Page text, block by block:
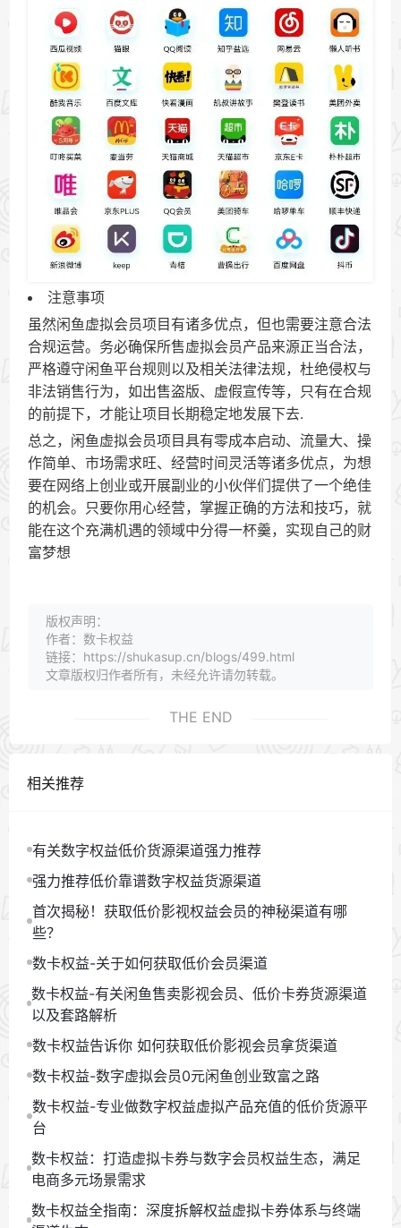
注意事项
虽然闲鱼虚拟会员项目有诸多优点，但也需要注意合法
合规运营。务必确保所售虚拟会员产品来源正当合法，
严格遵守闲鱼平台规则以及相关法律法规，杜绝侵权与
非法销售行为，如出售盗版、虚假宣传等，只有在合规
的前提下，才能让项目长期稳定地发展下去.
总之，闲鱼虚拟会员项目具有零成本启动、流量大、操
作简单、市场需求旺、经营时间灵活等诸多优点，为想
要在网络上创业或开展副业的小伙伴们提供了一个绝佳
的机会。只要你用心经营，掌握正确的方法和技巧，就
能在这个充满机遇的领域中分得一杯羹，实现自己的财
富梦想
版权声明：
作者：数卡权益
链接：https://shukasup.cn/blogs/499.html
文章版权归作者所有，未经允许请勿转载。
THE END
相关推荐
有关数字权益低价货源渠道强力推荐
强力推荐低价靠谱数字权益货源渠道
首次揭秘！获取低价影视权益会员的神秘渠道有哪
些？
数卡权益-关于如何获取低价会员渠道
数卡权益-有关闲鱼售卖影视会员、低价卡券货源渠道
以及套路解析
数卡权益告诉你 如何获取低价影视会员拿货渠道
数卡权益-数字虚拟会员0元闲鱼创业致富之路
数卡权益-专业做数字权益虚拟产品充值的低价货源平
台
数卡权益：打造虚拟卡券与数字会员权益生态，满足
电商多元场景需求
数卡权益全指南：深度拆解权益虚拟卡券体系与终端